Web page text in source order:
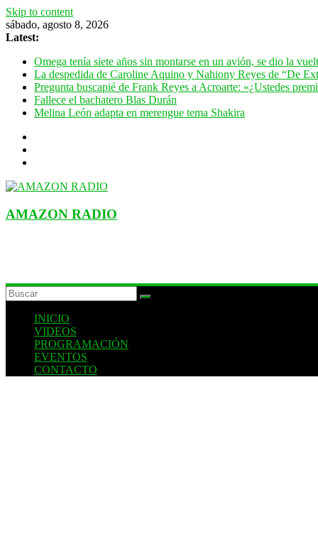
Skip to content
sábado, agosto 8, 2026
Latest:
Omega tenía siete años sin montarse en un avión, se dio la
La despedida de Caroline Aquino y Nahiony Reyes de “De
Pregunta buscapié de Frank Reyes a Acroarte: «¿Ustedes
Fallece el bachatero Blas Durán
Melina León adapta en merengue tema Shakira
AMAZON RADIO
INICIO
VIDEOS
PROGRAMACIÓN
EVENTOS
CONTACTO